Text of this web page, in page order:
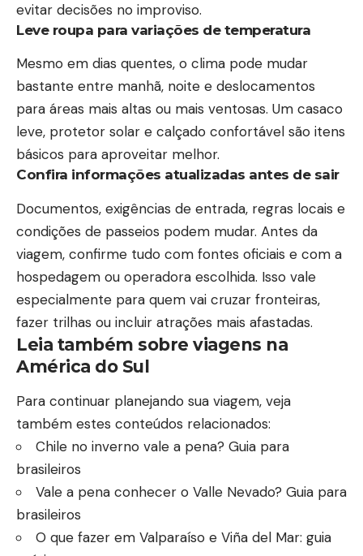
evitar decisões no improviso.
Leve roupa para variações de temperatura
Mesmo em dias quentes, o clima pode mudar
bastante entre manhã, noite e deslocamentos
para áreas mais altas ou mais ventosas. Um casaco
leve, protetor solar e calçado confortável são itens
básicos para aproveitar melhor.
Confira informações atualizadas antes de sair
Documentos, exigências de entrada, regras locais e
condições de passeios podem mudar. Antes da
viagem, confirme tudo com fontes oficiais e com a
hospedagem ou operadora escolhida. Isso vale
especialmente para quem vai cruzar fronteiras,
fazer trilhas ou incluir atrações mais afastadas.
Leia também sobre viagens na
América do Sul
Para continuar planejando sua viagem, veja
também estes conteúdos relacionados:
Chile no inverno vale a pena? Guia para
brasileiros
Vale a pena conhecer o Valle Nevado? Guia para
brasileiros
O que fazer em Valparaíso e Viña del Mar: guia